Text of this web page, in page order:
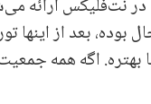
{پایتخت آمریکا} بوده که اتفاقا جدیدا یه قسمتی رو اونجا فیلم‌برداری
بعد از اینها
بهتره. اگه همه